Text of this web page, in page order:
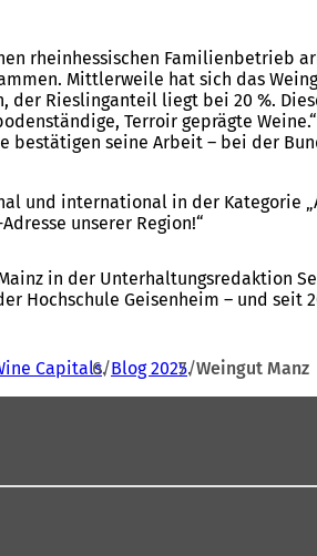
rheinhessischen Familienbetrieb
Mittlerweile hat sich das
Rieslinganteil liegt bei 20 %.
Terroir geprägte
seine Arbeit – bei der
und international in der
unserer Region!“
in der Unterhaltungsredaktion
Hochschule Geisenheim – und seit
Capitals Blog 2025 Weingut Manz